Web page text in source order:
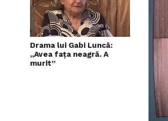
Drama lui Gabi Luncă:
„Avea faţa neagră. A
murit”